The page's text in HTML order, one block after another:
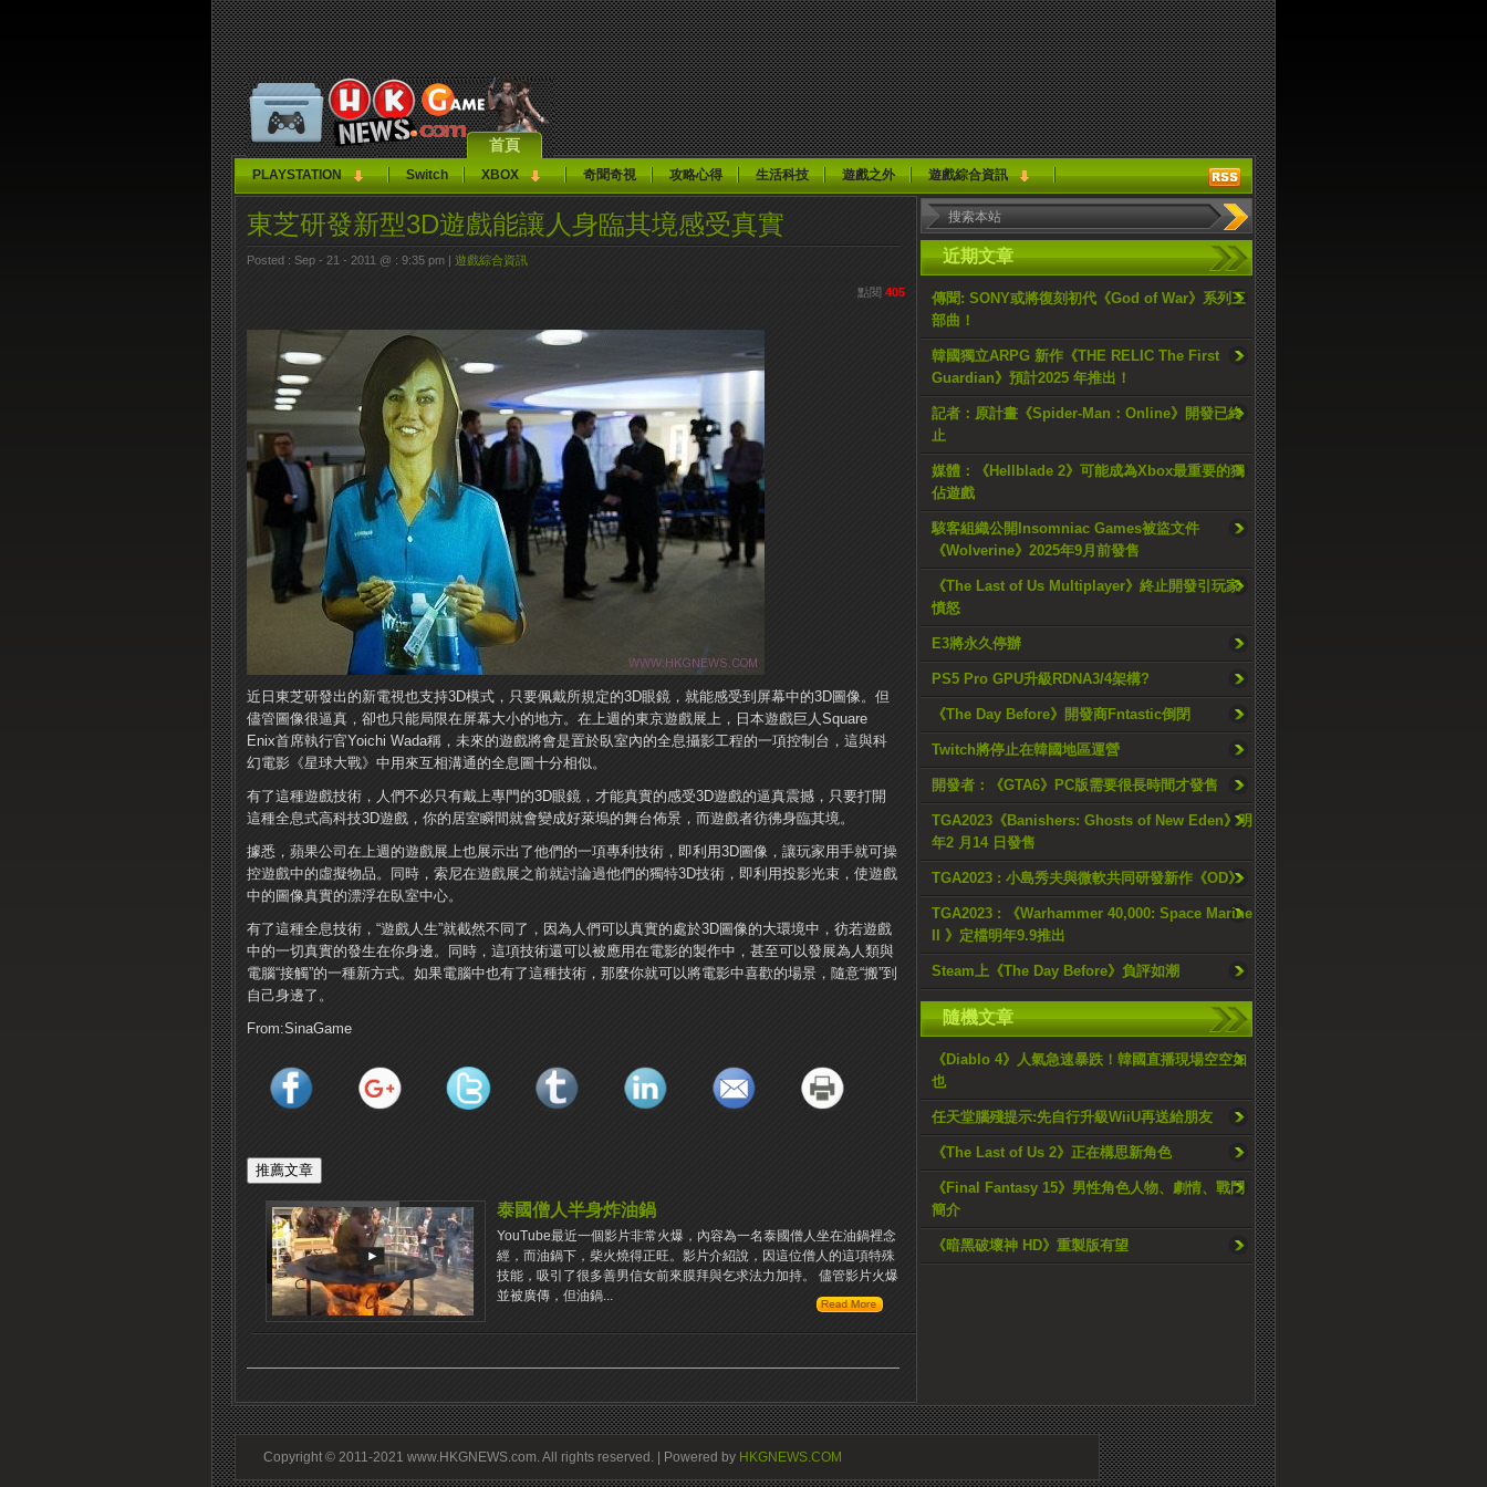
首頁
PLAYSTATION Switch XBOX 奇聞奇視 攻略心得 生活科技 遊戲之外 遊戲綜合資訊
近期文章
傳聞: SONY或將復刻初代《God of War》系列三
部曲！
韓國獨立ARPG 新作《THE RELIC The First
Guardian》預計2025 年推出！
記者：原計畫《Spider-Man：Online》開發已終
止
媒體：《Hellblade 2》可能成為Xbox最重要的獨
佔遊戲
駭客組織公開Insomniac Games被盜文件
《Wolverine》2025年9月前發售
《The Last of Us Multiplayer》終止開發引玩家
憤怒
E3將永久停辦
PS5 Pro GPU升級RDNA3/4架構?
《The Day Before》開發商Fntastic倒閉
Twitch將停止在韓國地區運營
開發者：《GTA6》PC版需要很長時間才發售
TGA2023《Banishers: Ghosts of New Eden》明
年2 月14 日發售
TGA2023 : 小島秀夫與微軟共同研發新作《OD》
TGA2023 : 《Warhammer 40,000: Space Marine
II 》定檔明年9.9推出
Steam上《The Day Before》負評如潮
隨機文章
《Diablo 4》人氣急速暴跌！韓國直播現場空空如
也
任天堂腦殘提示:先自行升級WiiU再送給朋友
《The Last of Us 2》正在構思新角色
《Final Fantasy 15》男性角色人物、劇情、戰鬥
簡介
《暗黑破壞神 HD》重製版有望
東芝研發新型3D遊戲能讓人身臨其境感受真實
Posted : Sep - 21 - 2011 @ : 9:35 pm | 遊戲綜合資訊
點閱 405
近日東芝研發出的新電視也支持3D模式，只要佩戴所規定的3D眼鏡，就能感受到屏幕中的3D圖像。 但
儘管圖像很逼真，卻也只能局限在屏幕大小的地方。 在上週的東京遊戲展上，日本遊戲巨人Square
Enix首席執行官Yoichi Wada稱，未來的遊戲將會是置於臥室內的全息攝影工程的一項控制台，這與科
幻電影《星球大戰》中用來互相溝通的全息圖十分相似。
有了這種遊戲技術，人們不必只有戴上專門的3D眼鏡，才能真實的感受3D遊戲的逼真震撼，只要打開
這種全息式高科技3D遊戲，你的居室瞬間就會變成好萊塢的舞台佈景，而遊戲者彷彿身臨其境。
據悉，蘋果公司在上週的遊戲展上也展示出了他們的一項專利技術，即利用3D圖像，讓玩家用手就可操
控遊戲中的虛擬物品。
同時，索尼在遊戲展之前就討論過他們的獨特3D技術，即利用投影光束，使遊戲
中的圖像真實的漂浮在臥室中心。
有了這種全息技術，“遊戲人生”就截然不同了，因為人們可以真實的處於3D圖像的大環境中，彷若遊戲
中的一切真實的發生在你身邊。
同時，這項技術還可以被應用​​在電影的製作中，甚至可以發展為人類與
電腦“接觸”的一種新方式。 如果電腦中也有了這種技術，那麼你就可以將電影中喜歡的場景，隨意“搬”到
自己身邊了。
From:SinaGame
泰國僧人半身炸油鍋
YouTube最近一個影片非常火爆，內容為一名泰國僧人坐在油鍋裡念
經，而油鍋下，柴火燒得正旺。影片介紹說，因這位僧人的這項特殊
技能，吸引了很多善男信女前來膜拜與乞求法力加持。 儘管影片火爆
並被廣傳，但油鍋...
Copyright © 2011-2021 www.HKGNEWS.com. All rights reserved. | Powered by HKGNEWS.COM